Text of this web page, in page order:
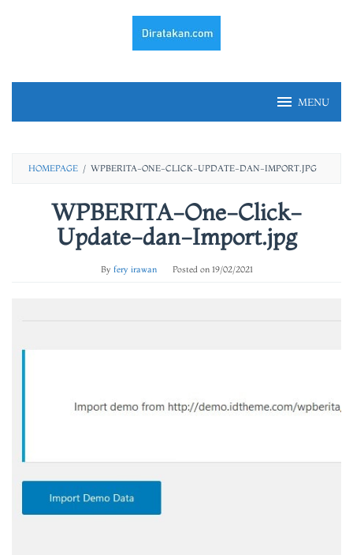
MENU
HOMEPAGE / WPBERITA-ONE-CLICK-UPDATE-DAN-IMPORT.JPG
WPBERITA-One-Click-
Update-dan-Import.jpg
By fery irawan Posted on 19/02/2021